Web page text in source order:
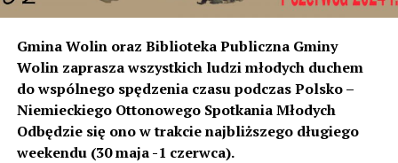
Jolanta Podhajska.
Przedstawiciel GDDKiA mówi, że po roku od oddania
inwestycji będzie przeprowadzona ponowna analiza
hałasu, jeśli decybeli będzie więcej niż sądzono –
wówczas ekrany zostaną zamontowane.
– Jeżeli wyjdzie na to, że są przekroczone normy, to
Gmina Wolin oraz Biblioteka Publiczna Gminy
Wolin zaprasza wszystkich ludzi młodych duchem
do wspólnego spędzenia czasu podczas Polsko –
Niemieckiego Ottonowego Spotkania Młodych
Odbędzie się ono w trakcie najbliższego długiego
weekendu (30 maja -1 czerwca).